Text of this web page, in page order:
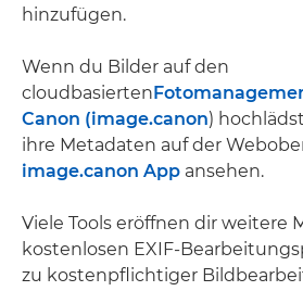
hinzufügen.
Wenn du Bilder auf den
cloudbasierten
Canon (image.canon)
ihre Metadaten auf der
image.canon App ansehen.
Viele Tools eröffnen dir weitere
kostenlosen EXIF-
zu kostenpflichtiger